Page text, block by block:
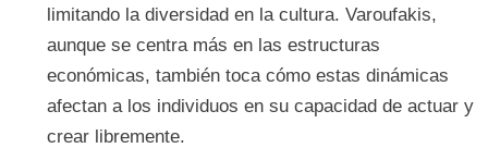
limitando la diversidad en la cultura. Varoufakis,
aunque se centra más en las estructuras
económicas, también toca cómo estas dinámicas
afectan a los individuos en su capacidad de actuar y
crear libremente.